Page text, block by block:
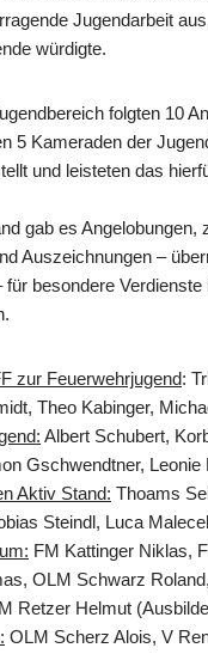
Jugendarbeit
würdigte.
folgten 10
5 Kameraden der
und leisteten das
gab es Angelobungen,
Auszeichnungen –
für besondere Verdienste
zur Feuerwehrjugend:
Theo Kabinger,
Albert Schubert,
Gschwendtner, Leonie
Aktiv Stand: Thoams
Steindl, Luca
FM Kattinger Niklas,
OLM Schwarz
Retzer Helmut
OLM Scherz Alois, V